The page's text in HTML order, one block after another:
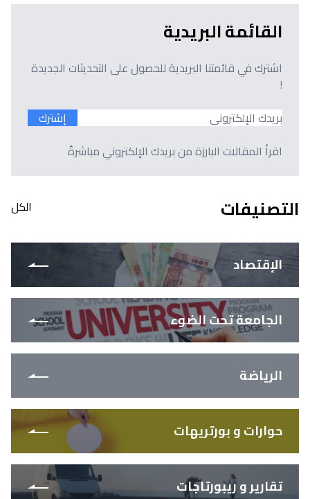
القائمة البريدية
اشترك في قائمتنا البريدية للحصول على التحديثات الجديدة
!
إشترك
اقرأ المقالات البارزة من بريدك الإلكتروني مباشرةً
التصنيفات الكل
الإقتصاد
الجامعة تحت الضوء
الرياضة
حوارات و بورتريهات
تقارير و ريبورتاجات